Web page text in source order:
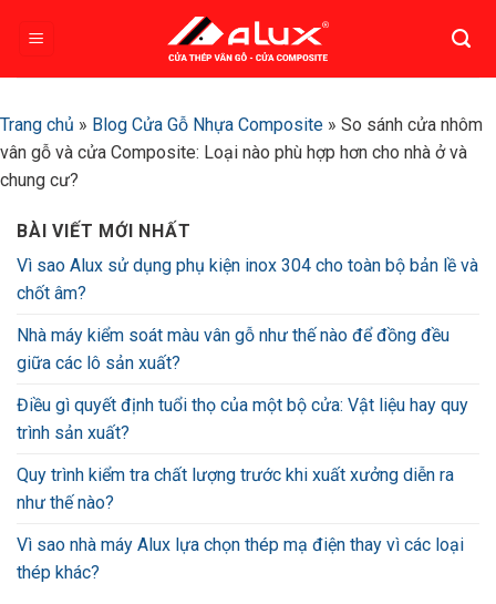
Trang chủ » Blog Cửa Gỗ Nhựa Composite » So sánh cửa nhôm
vân gỗ và cửa Composite: Loại nào phù hợp hơn cho nhà ở và
chung cư?
BÀI VIẾT MỚI NHẤT
Vì sao Alux sử dụng phụ kiện inox 304 cho toàn bộ bản lề và
chốt âm?
Nhà máy kiểm soát màu vân gỗ như thế nào để đồng đều
giữa các lô sản xuất?
Điều gì quyết định tuổi thọ của một bộ cửa: Vật liệu hay quy
trình sản xuất?
Quy trình kiểm tra chất lượng trước khi xuất xưởng diễn ra
như thế nào?
Vì sao nhà máy Alux lựa chọn thép mạ điện thay vì các loại
thép khác?